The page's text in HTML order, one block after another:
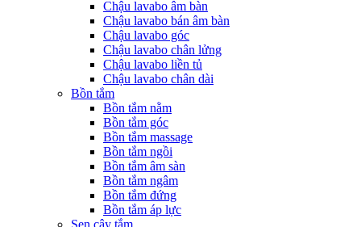
Chậu lavabo âm bàn
Chậu lavabo bán âm bàn
Chậu lavabo góc
Chậu lavabo chân lửng
Chậu lavabo liền tủ
Chậu lavabo chân dài
Bồn tắm
Bồn tắm nằm
Bồn tắm góc
Bồn tắm massage
Bồn tắm ngồi
Bồn tắm âm sàn
Bồn tắm ngâm
Bồn tắm đứng
Bồn tắm áp lực
Sen cây tắm